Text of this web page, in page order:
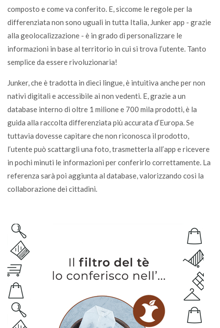
composto e come va conferito. E, siccome le regole per la
differenziata non sono uguali in tutta Italia, Junker app - grazie
alla geolocalizzazione - è in grado di personalizzare le
informazioni in base al territorio in cui si trova l’utente. Tanto
semplice da essere rivoluzionaria!
Junker, che è tradotta in dieci lingue, è intuitiva anche per non
nativi digitali e accessibile ai non vedenti. E, grazie a un
database interno di oltre 1 milione e 700 mila prodotti, è la
guida alla raccolta differenziata più accurata d’Europa. Se
tuttavia dovesse capitare che non riconosca il prodotto,
l’utente può scattargli una foto, trasmetterla all’app e ricevere
in pochi minuti le informazioni per conferirlo correttamente. La
referenza sarà poi aggiunta al database, valorizzando così la
collaborazione dei cittadini.